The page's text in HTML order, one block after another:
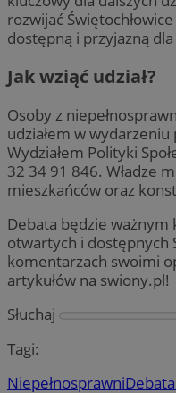
rozwijać
dostępną i przyjazną
Jak wziąć udział?
Osoby z
udziałem w
Wydziałem Polityki
32 34 91 846. Władze
mieszkańców oraz
Debata będzie
otwartych i dostępnych
komentarzach swoimi
artykułów na swiony.pl!
Słuchaj
Tagi:
NiepełnosprawniDebata